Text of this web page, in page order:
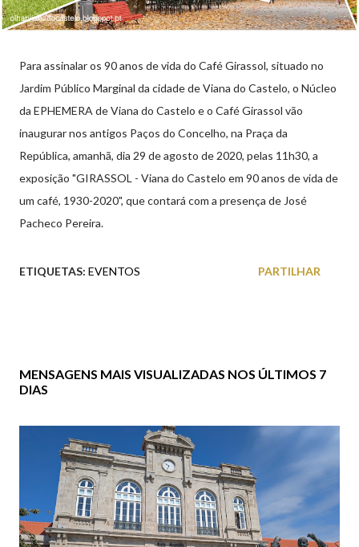
Para assinalar os 90 anos de vida do Café Girassol, situado no
Jardim Público Marginal da cidade de Viana do Castelo, o Núcleo
da EPHEMERA de Viana do Castelo e o Café Girassol vão
inaugurar nos antigos Paços do Concelho, na Praça da
República, amanhã, dia 29 de agosto de 2020, pelas 11h30, a
exposição "GIRASSOL - Viana do Castelo em 90 anos de vida de
um café, 1930-2020", que contará com a presença de José
Pacheco Pereira.
ETIQUETAS: EVENTOS PARTILHAR
MENSAGENS MAIS VISUALIZADAS NOS ÚLTIMOS 7
DIAS